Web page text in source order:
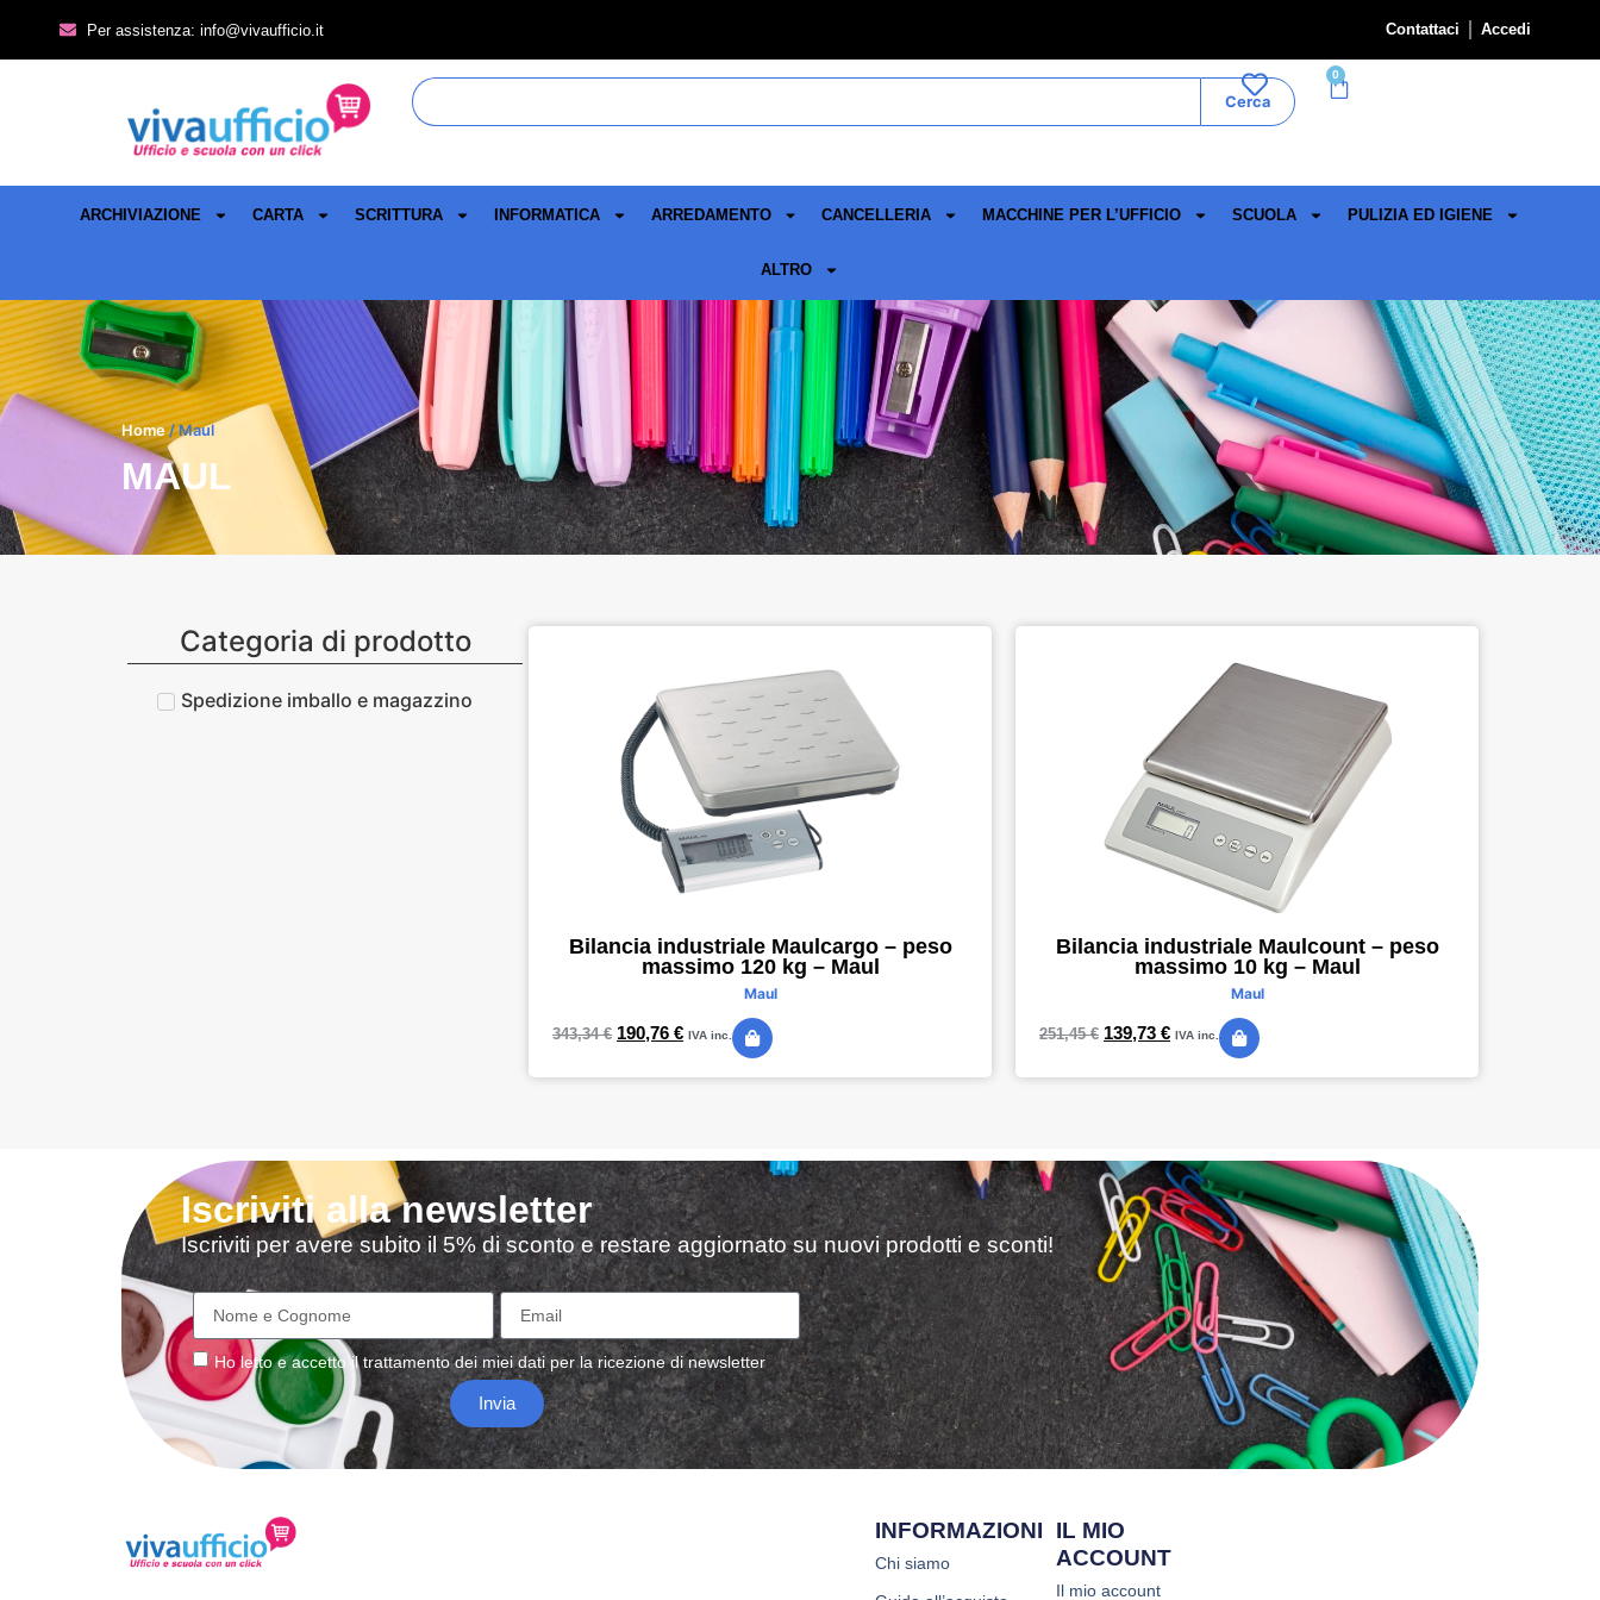
Per assistenza: info@vivaufficio.it Contattaci Accedi
Cerca
0
ARCHIVIAZIONE CARTA SCRITTURA INFORMATICA ARREDAMENTO CANCELLERIA MACCHINE PER L’UFFICIO SCUOLA PULIZIA ED IGIENE
ALTRO
Home/ Maul
MAUL
Categoria di prodotto
Spedizione imballo e magazzino
Bilancia industriale Maulcargo – peso
massimo 120 kg – Maul
Maul
343,34€ 190,76 € IVA inc.
Bilancia industriale Maulcount – peso
massimo 10 kg – Maul
Maul
251,45€ 139,73 € IVA inc.
Iscriviti alla newsletter
Iscriviti per avere subito il 5% di sconto e restare aggiornato su nuovi prodotti e sconti!
Ho letto e accetto iltrattamentodei miei dati per la ricezione di newsletter
Invia
INFORMAZIONI
Chi siamo
IL MIO
ACCOUNT
Il mio account